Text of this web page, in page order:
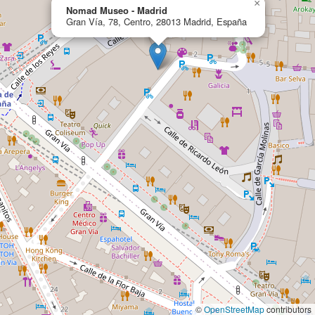
Nomad Museo - Madrid
Gran Vía, 78, Centro, 28013 Madrid, España
×
©OpenStreetMapcontributors